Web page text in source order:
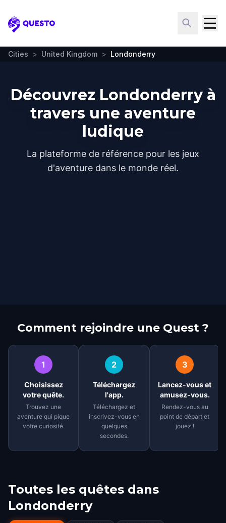
Questo
Cities > United Kingdom > Londonderry
Découvrez Londonderry à
travers une aventure
ludique
La plateforme de référence pour les jeux
d'aventure dans le monde réel.
Comment rejoindre une Quest ?
1
Choisissez
votre quête.
Trouvez une
aventure qui pique
votre curiosité.
2
Téléchargez
l'app.
Téléchargez et
inscrivez-vous en
quelques
secondes.
3
Lancez-vous et
amusez-vous.
Rendez-vous au
point de départ et
jouez !
Toutes les quêtes dans
Londonderry